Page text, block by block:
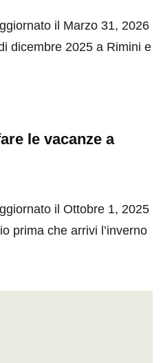
il Marzo 31, 2026
dicembre 2025 a Rimini e
le vacanze a
il Ottobre 1, 2025
prima che arrivi l’inverno